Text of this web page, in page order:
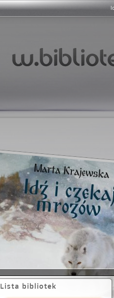
Lista bibliotek